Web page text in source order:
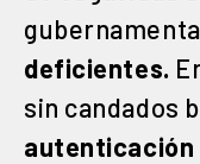
deficientes.
sin candados
autenticación